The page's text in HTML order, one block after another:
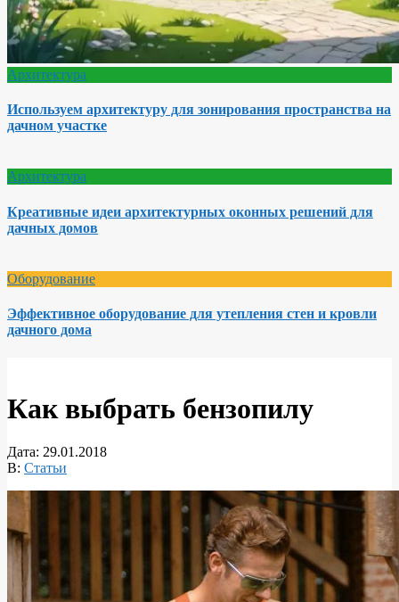
Архитектура
Используем архитектуру для зонирования пространства на
дачном участке
Архитектура
Креативные идеи архитектурных оконных решений для
дачных домов
Оборудование
Эффективное оборудование для утепления стен и кровли
дачного дома
Как выбрать бензопилу
Дата: 29.01.2018
В: Статьи